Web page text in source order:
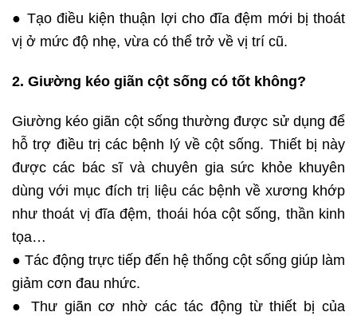
● Tạo điều kiện thuận lợi cho đĩa đệm mới bị thoát
vị ở mức độ nhẹ, vừa có thể trở về vị trí cũ.
2. Giường kéo giãn cột sống có tốt không?
Giường kéo giãn cột sống thường được sử dụng để
hỗ trợ điều trị các bệnh lý về cột sống. Thiết bị này
được các bác sĩ và chuyên gia sức khỏe khuyên
dùng với mục đích trị liệu các bệnh về xương khớp
như thoát vị đĩa đệm, thoái hóa cột sống, thần kinh
tọa…
● Tác động trực tiếp đến hệ thống cột sống giúp làm
giảm cơn đau nhức.
● Thư giãn cơ nhờ các tác động từ thiết bị của